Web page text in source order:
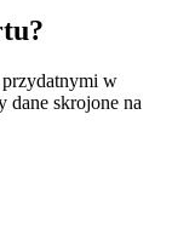
w
dane skrojone na